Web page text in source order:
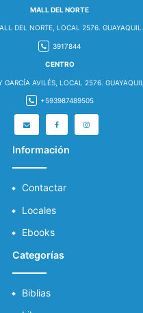
MALL DEL NORTE
DEL NORTE, LOCAL 2576. GUAYAQUIL.
3917844
CENTRO
GARCÍA AVILÉS, LOCAL 2576. GUAYAQUIL.
+593987489505
Información
Contactar
Locales
Ebooks
Categorías
Biblias